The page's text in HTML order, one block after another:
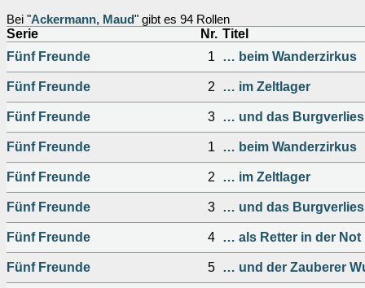
Bei "Ackermann, Maud" gibt es 94 Rollen
Serie Nr. Titel
Fünf Freunde
1 … beim Wanderzirkus
Fünf Freunde 2 … im Zeltlager
Fünf Freunde 3 … und das Burgverlies
Fünf Freunde 1 … beim Wanderzirkus
Fünf Freunde 2 … im Zeltlager
Fünf Freunde 3 … und das Burgverlies
Fünf Freunde 4 … als Retter in der Not
Fünf Freunde 5 … und der Zauberer